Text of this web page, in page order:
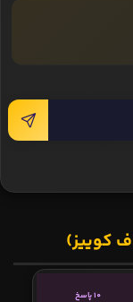
ندارد و قصد دارد
کند. کالچو مرکاتو